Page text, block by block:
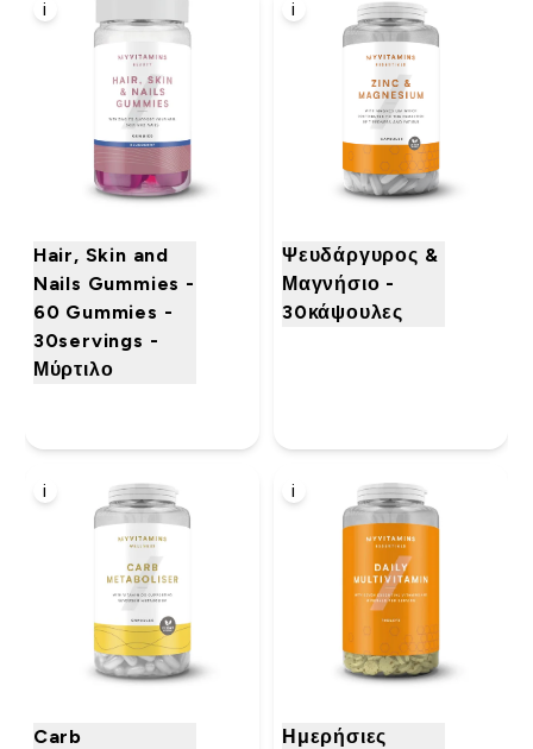
i
Hair, Skin and
Nails Gummies -
60 Gummies -
30servings -
Μύρτιλο
i
Ψευδάργυρος &
Μαγνήσιο -
30κάψουλες
i
Carb
i
Ημερήσιες